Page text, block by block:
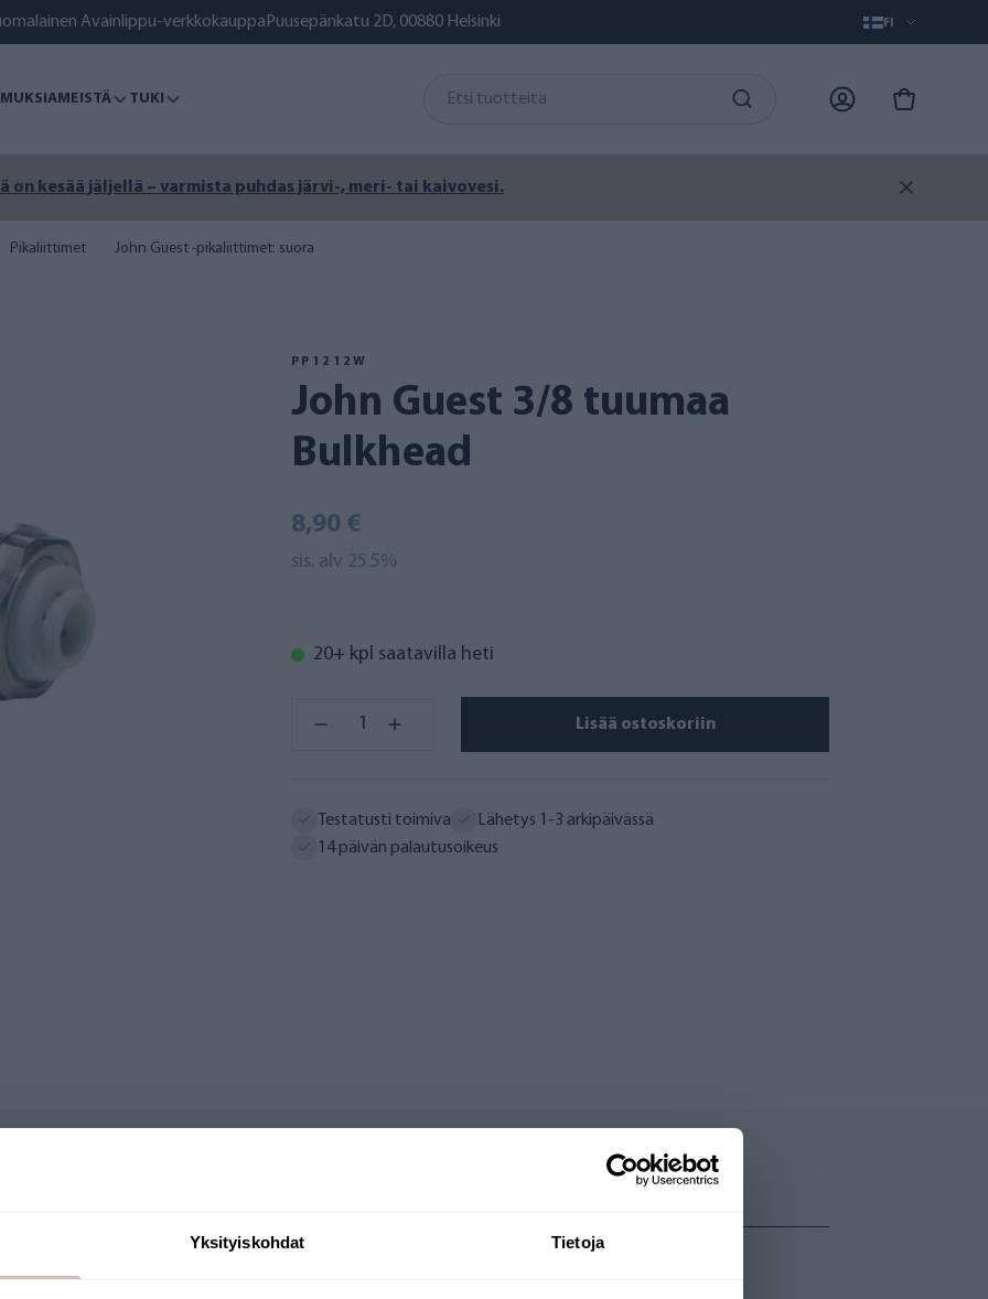
Yksityiskohdat Tietoja
Avainlippu-verkkokauppa Puusepänkatu 2D, 00880 Helsinki FI
MEISTÄ TUKI
on kesää jäljellä – varmista puhdas järvi-, meri- tai kaivovesi.
Pikaliittimet John Guest -pikaliittimet: suora
PP1212W
John Guest 3/8 tuumaa
Bulkhead
8,90 €
sis. alv 25.5%
20+ kpl saatavilla heti
Lisää ostoskoriin
Testatusti toimiva
Lähetys 1-3 arkipäivässä
14 päivän palautusoikeus